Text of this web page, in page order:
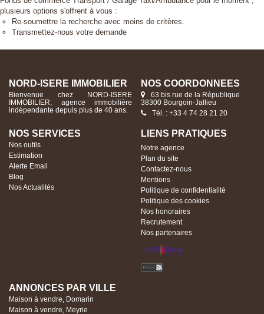
plusieurs options s'offrent à vous :
Re-soumettre la recherche avec moins de critères.
Transmettez-nous votre demande
NORD-ISERE IMMOBILIER
Bienvenue chez NORD-ISERE
IMMOBILIER, agence immobilière
indépendante depuis plus de 40 ans.
NOS COORDONNÉES
63 bis rue de la République
38300 Bourgoin-Jallieu
Tél. : +33 4 74 28 21 20
NOS SERVICES
Nos outils
Estimation
Alerte Email
Blog
Nos Actualités
LIENS PRATIQUES
Notre agence
Plan du site
Contactez-nous
Mentions
Politique de confidentialité
Politique des cookies
Nos honoraires
Recrutement
Nos partenaires
ANNONCES PAR VILLE
Maison à vendre, Domarin
Maison à vendre, Meyrie